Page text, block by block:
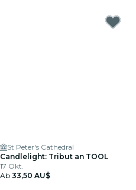
St Peter's Cathedral
Candlelight: Tribut an TOOL
17 Okt.
Ab 33,50 AU$